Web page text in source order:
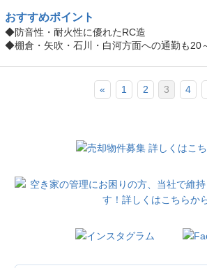
おすすめポイント
◆防音性・耐火性に優れたRC造
◆棚倉・矢吹・石川・白河方面への通勤も20
« 1 2 3 4